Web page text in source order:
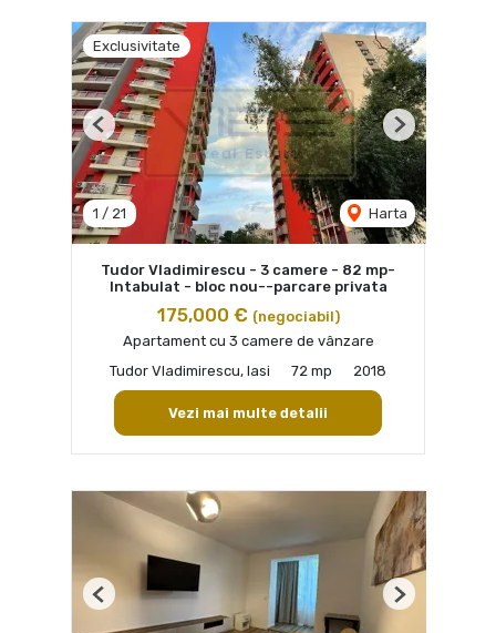
Exclusivitate
1 / 21 Harta
Previous Next
Tudor Vladimirescu - 3 camere - 82 mp-
Intabulat - bloc nou--parcare privata
175,000 € (negociabil)
Apartament cu 3 camere de vânzare
Tudor Vladimirescu, Iasi
72 mp 2018
Vezi mai multe detalii
Previous Next